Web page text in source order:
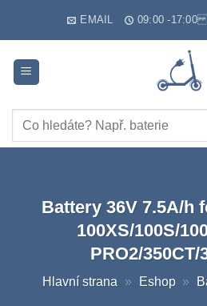
EMAIL 09:00 -17:00
Hledat:
Battery 36V 7.5A/h
100XS/100S/
PRO2/350CT/
Hlavní strana » Eshop »